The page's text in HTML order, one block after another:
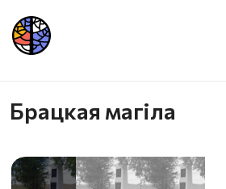
Брацкая магiла